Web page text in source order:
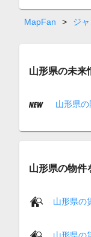
MapFan > ジ
山形県の未来
山形県
山形県の物件
山形県の
山形県の